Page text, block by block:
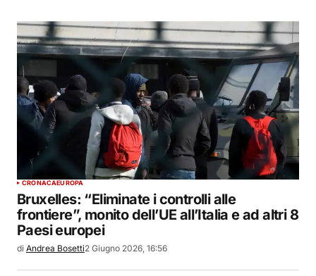
CRONACAEUROPA
Bruxelles: “Eliminate i controlli alle
frontiere”, monito dell’UE all’Italia e ad altri 8
Paesi europei
di Andrea Bosetti2 Giugno 2026, 16:56